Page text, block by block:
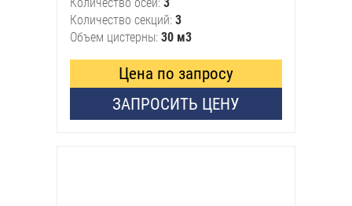
Количество секций 3
Объем цистерны 30 м3
Цена по запросу
ЗАПРОСИТЬ ЦЕНУ